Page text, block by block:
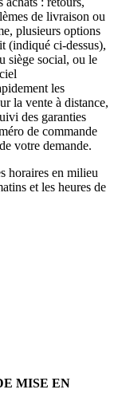
de livraison ou
plusieurs options
(indiqué ci-dessus),
siège social, ou le
les
la vente à distance,
des garanties
de commande
votre demande.
horaires en milieu
et les heures de
MISE EN